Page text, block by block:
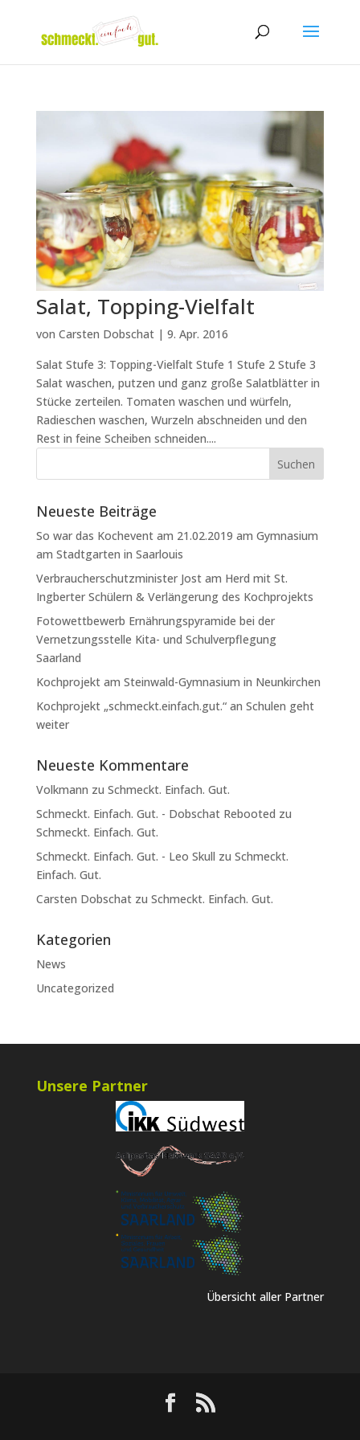
Salat, Topping-Vielfalt
von Carsten Dobschat| 9. Apr. 2016
Salat Stufe 3: Topping-Vielfalt Stufe 1 Stufe 2 Stufe 3
Salat waschen, putzen und ganz große Salatblätter in
Stücke zerteilen. Tomaten waschen und würfeln,
Radieschen waschen, Wurzeln abschneiden und den
Rest in feine Scheiben schneiden....
Neueste Beiträge
So war das Kochevent am 21.02.2019 am Gymnasium
am Stadtgarten in Saarlouis
Verbraucherschutzminister Jost am Herd mit St.
Ingberter Schülern & Verlängerung des Kochprojekts
Fotowettbewerb Ernährungspyramide bei der
Vernetzungsstelle Kita- und Schulverpflegung
Saarland
Kochprojekt am Steinwald-Gymnasium in Neunkirchen
Kochprojekt „schmeckt.einfach.gut.“ an Schulen geht
weiter
Neueste Kommentare
Volkmann zu Schmeckt. Einfach. Gut.
Schmeckt. Einfach. Gut. - Dobschat Rebooted zu
Schmeckt. Einfach. Gut.
Schmeckt. Einfach. Gut. - Leo Skull zu Schmeckt.
Einfach. Gut.
Carsten Dobschatzu Schmeckt. Einfach. Gut.
Kategorien
News
Uncategorized
Unsere Partner
Übersicht aller Partner